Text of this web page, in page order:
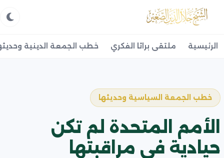
الرئيسية ملتقى براثا الفكري خطب الجمعة الدينية
خطب الجمعة السياسية وحديثها
الأمم المتحدة لم تكن
حيادية في مراقبتها